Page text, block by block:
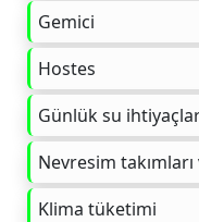
Gemici
Hostes
Günlük su
Nevresim
Klima tüketimi